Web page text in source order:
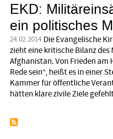
EKD:
ein politisches
24.02.2014 Die Evangelische
zieht eine kritische Bilanz
Afghanistan. Von Frieden am
Rede sein“, heißt es in einer
Kammer für öffentliche
hätten klare zivile Ziele